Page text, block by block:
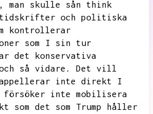
man skulle sån think
tidskrifter och politiska
kontrollerar
som I sin tur
det konservativa
så vidare. Det vill
appellerar inte direkt I
försöker inte mobilisera
som det som Trump håller